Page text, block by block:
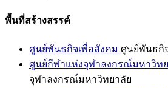
พื้นที่สร้างสรรค์
ศูนย์พันธกิจเพื่อสังคม ศูนย์พันธกิ
ศูนย์กีฬาแห่งจุฬาลงกรณ์มหาวิท
จุฬาลงกรณ์มหาวิทยาลัย